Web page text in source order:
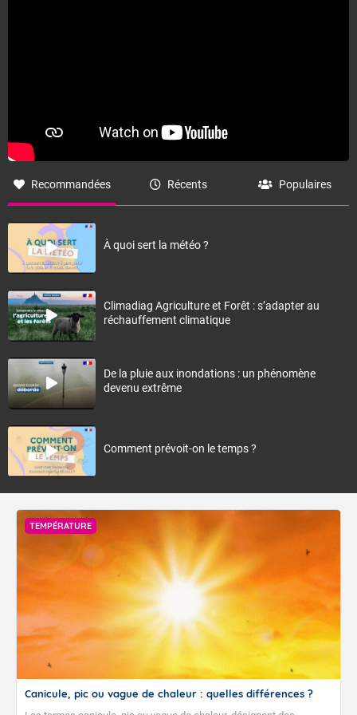
Recommandées Récents Populaires
À quoi sert la météo ?
Climadiag Agriculture et Forêt : s’adapter au
réchauffement climatique
De la pluie aux inondations : un phénomène
devenu extrême
Comment prévoit-on le temps ?
TEMPÉRATURE
Canicule, pic ou vague de chaleur : quelles différences ?